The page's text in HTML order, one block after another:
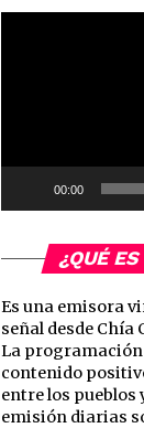
Reproductor
00:00
¿QUÉ
Es una emisora
señal desde
La programación
contenido
entre los pueblos
emisión diarias